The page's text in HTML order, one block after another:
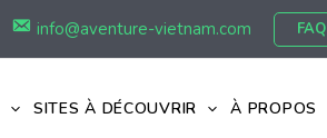
info@aventure-vietnam.com FAQ
SITES À DÉCOUVRIR À PROPOS